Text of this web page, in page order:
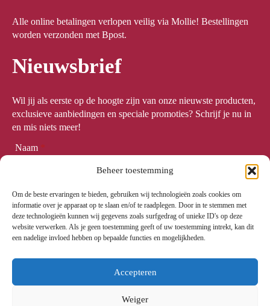
Beheer toestemming
Om de beste ervaringen te bieden, gebruiken wij technologieën zoals cookies om
informatie over je apparaat op te slaan en/of te raadplegen. Door in te stemmen met
deze technologieën kunnen wij gegevens zoals surfgedrag of unieke ID's op deze
website verwerken. Als je geen toestemming geeft of uw toestemming intrekt, kan dit
een nadelige invloed hebben op bepaalde functies en mogelijkheden.
Accepteren
Weiger
Alle online betalingen verlopen veilig via Mollie! Bestellingen
worden verzonden met Bpost.
Nieuwsbrief
Wil jij als eerste op de hoogte zijn van onze nieuwste producten,
exclusieve aanbiedingen en speciale promoties? Schrijf je nu in
en mis niets meer!
Naam *
Email *
Meld me aan